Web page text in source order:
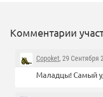
Комментарии
Copoket, 29 Сентября
Маладцы! Самый